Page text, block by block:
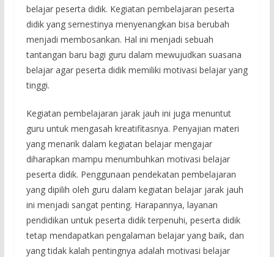
belajar peserta didik. Kegiatan pembelajaran peserta
didik yang semestinya menyenangkan bisa berubah
menjadi membosankan. Hal ini menjadi sebuah
tantangan baru bagi guru dalam mewujudkan suasana
belajar agar peserta didik memiliki motivasi belajar yang
tinggi.
Kegiatan pembelajaran jarak jauh ini juga menuntut
guru untuk mengasah kreatifitasnya. Penyajian materi
yang menarik dalam kegiatan belajar mengajar
diharapkan mampu menumbuhkan motivasi belajar
peserta didik. Penggunaan pendekatan pembelajaran
yang dipilih oleh guru dalam kegiatan belajar jarak jauh
ini menjadi sangat penting. Harapannya, layanan
pendidikan untuk peserta didik terpenuhi, peserta didik
tetap mendapatkan pengalaman belajar yang baik, dan
yang tidak kalah pentingnya adalah motivasi belajar